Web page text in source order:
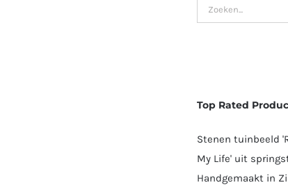
Top Rated
Stenen tuinbeeld
My Life' uit
Handgemaakt in